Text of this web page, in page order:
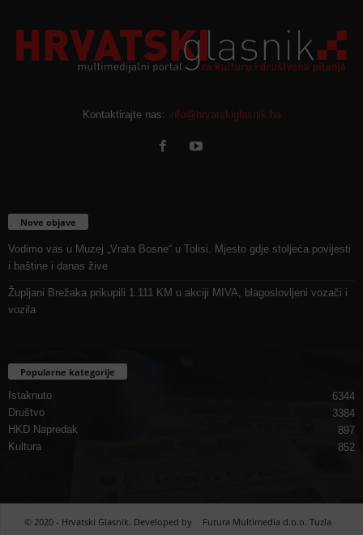
Kontaktirajte nas: info@hrvatskiglasnik.ba
Nove objave
Vodimo vas u Muzej „Vrata Bosne“ u Tolisi. Mjesto gdje stoljeća povijesti
i baštine i danas žive
Župljani Brežaka prikupili 1.111 KM u akciji MIVA, blagoslovljeni vozači i
vozila
Popularne kategorije
Istaknuto
6344
Društvo
3384
HKD Napredak
897
Kultura
852
© 2020 - Hrvatski Glasnik. Developed by Futura Multimedia d.o.o. Tuzla